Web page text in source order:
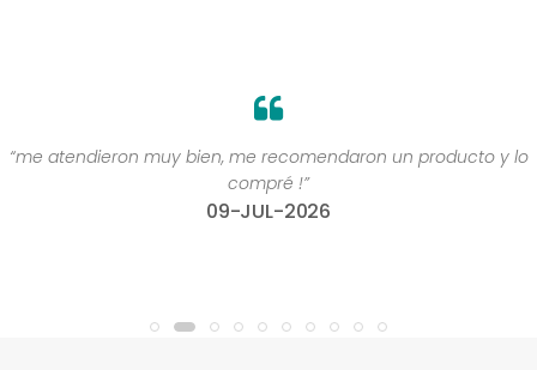
“me atendieron muy bien, me recomendaron un producto y lo
compré !”
09-JUL-2026